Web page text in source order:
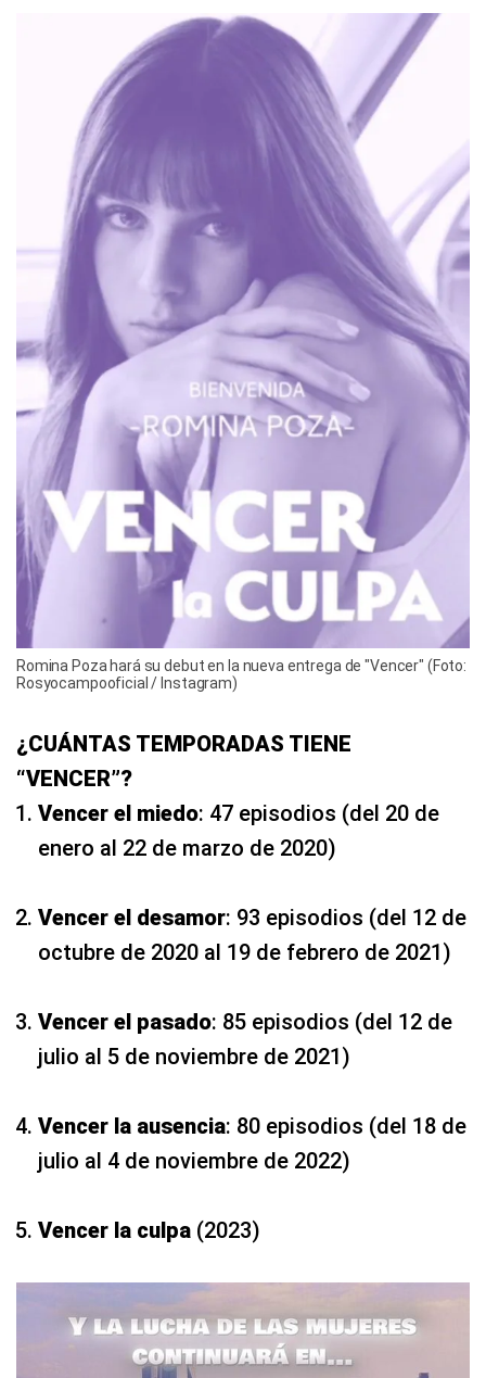
Romina Poza hará su debut en la nueva entrega de "Vencer" (Foto:
Rosyocampooficial / Instagram)
¿CUÁNTAS TEMPORADAS TIENE
“VENCER”?
Vencer el miedo: 47 episodios (del 20 de
enero al 22 de marzo de 2020)
Vencer el desamor: 93 episodios (del 12 de
octubre de 2020 al 19 de febrero de 2021)
Vencer el pasado: 85 episodios (del 12 de
julio al 5 de noviembre de 2021)
Vencer la ausencia: 80 episodios (del 18 de
julio al 4 de noviembre de 2022)
Vencer la culpa (2023)